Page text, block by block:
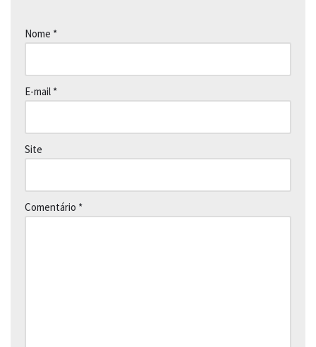
Nome *
E-mail *
Site
Comentário *